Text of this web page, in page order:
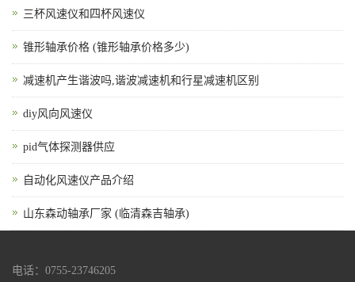
三杯风速仪和四杯风速仪
锥形轴承价格 (锥形轴承价格多少)
减速机产生谐波吗,谐波减速机和行星减速机区别
diy风向风速仪
pid气体探测器供应
自动化风速仪产品介绍
山东森动轴承厂家 (临清森吉轴承)
电话：0755-23746205